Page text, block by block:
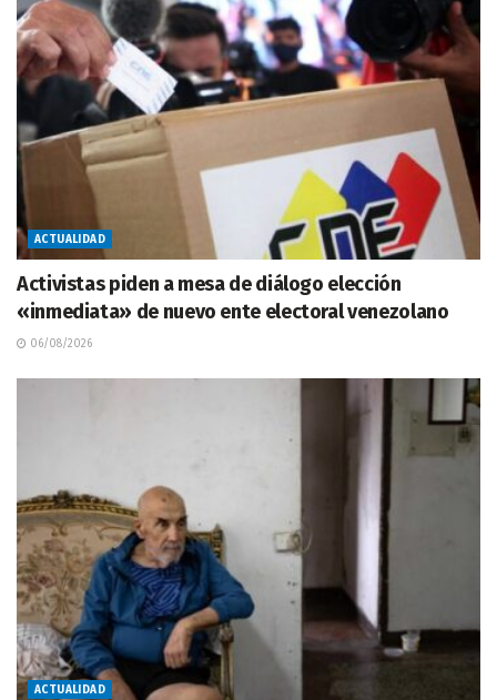
ACTUALIDAD
Activistas piden a mesa de diálogo elección
«inmediata» de nuevo ente electoral venezolano
06/08/2026
ACTUALIDAD